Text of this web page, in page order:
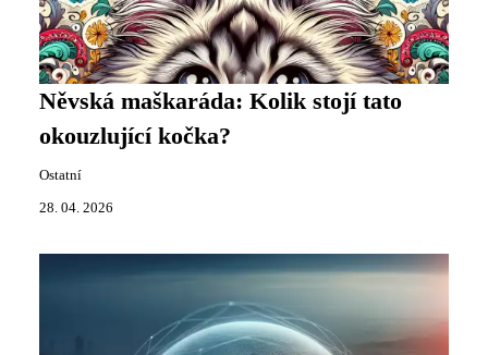
Něvská maškaráda: Kolik stojí tato
okouzlující kočka?
Ostatní
28. 04. 2026